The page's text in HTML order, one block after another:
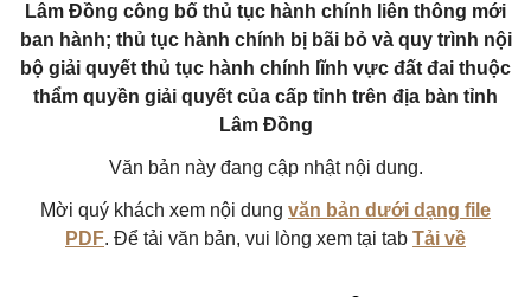
Lâm Đồng công bố thủ tục hành chính liên thông mới
ban hành; thủ tục hành chính bị bãi bỏ và quy trình nội
bộ giải quyết thủ tục hành chính lĩnh vực đất đai thuộc
thẩm quyền giải quyết của cấp tỉnh trên địa bàn tỉnh
Lâm Đồng
Văn bản này đang cập nhật nội dung.
Mời quý khách xem nội dung văn bản dưới dạng file
PDF. Để tải văn bản, vui lòng xem tại tab Tải về